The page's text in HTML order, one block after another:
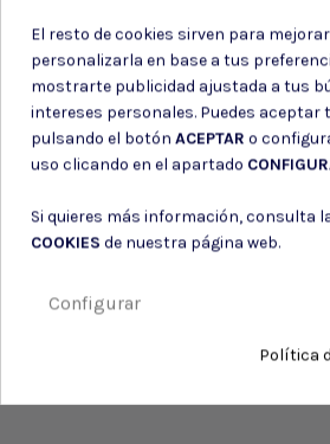
Consiento el uso de mis datos
de su entidad.
El resto de cookies sirven para
personalizarla en base a tus
mostrarte publicidad ajustada a tus
intereses personales. Puedes aceptar
pulsando el botón ACEPTAR o
uso clicando en el apartado
Si quieres más información, consulta
COOKIES de nuestra página web.
Configurar
Política